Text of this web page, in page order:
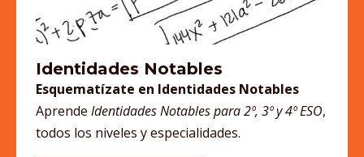
Identidades Notables
Esquematízate en Identidades Notables
Aprende Identidades Notables para 2º, 3º y 4º ESO,
todos los niveles y especialidades.